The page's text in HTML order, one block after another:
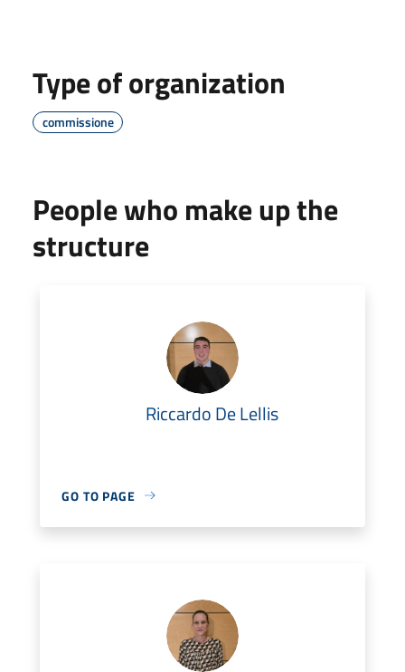
Type of organization
commissione
People who make up the
structure
Riccardo De Lellis
GO TO PAGE